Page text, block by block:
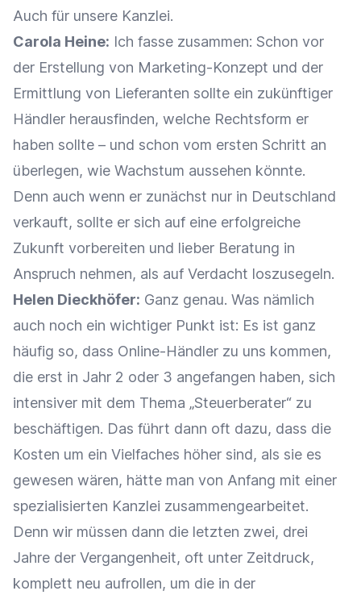
Auch für unsere Kanzlei.
Carola Heine: Ich fasse zusammen: Schon vor
der Erstellung von Marketing-Konzept und der
Ermittlung von Lieferanten sollte ein zukünftiger
Händler herausfinden, welche Rechtsform er
haben sollte – und schon vom ersten Schritt an
überlegen, wie Wachstum aussehen könnte.
Denn auch wenn er zunächst nur in Deutschland
verkauft, sollte er sich auf eine erfolgreiche
Zukunft vorbereiten und lieber Beratung in
Anspruch nehmen, als auf Verdacht loszusegeln.
Helen Dieckhöfer: Ganz genau. Was nämlich
auch noch ein wichtiger Punkt ist: Es ist ganz
häufig so, dass Online-Händler zu uns kommen,
die erst in Jahr 2 oder 3 angefangen haben, sich
intensiver mit dem Thema „Steuerberater“ zu
beschäftigen. Das führt dann oft dazu, dass die
Kosten um ein Vielfaches höher sind, als sie es
gewesen wären, hätte man von Anfang mit einer
spezialisierten Kanzlei zusammengearbeitet.
Denn wir müssen dann die letzten zwei, drei
Jahre der Vergangenheit, oft unter Zeitdruck,
komplett neu aufrollen, um die in der